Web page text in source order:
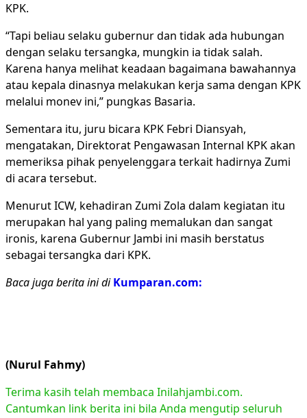
KPK.
“Tapi beliau selaku gubernur dan tidak ada hubungan
dengan selaku tersangka, mungkin ia tidak salah.
Karena hanya melihat keadaan bagaimana bawahannya
atau kepala dinasnya melakukan kerja sama dengan KPK
melalui monev ini,” pungkas Basaria.
Sementara itu, juru bicara KPK Febri Diansyah,
mengatakan, Direktorat Pengawasan Internal KPK akan
memeriksa pihak penyelenggara terkait hadirnya Zumi
di acara tersebut.
Menurut ICW, kehadiran Zumi Zola dalam kegiatan itu
merupakan hal yang paling memalukan dan sangat
ironis, karena Gubernur Jambi ini masih berstatus
sebagai tersangka dari KPK.
Baca juga berita ini di Kumparan.com:
(Nurul Fahmy)
Terima kasih telah membaca Inilahjambi.com.
Cantumkan link berita ini bila Anda mengutip seluruh